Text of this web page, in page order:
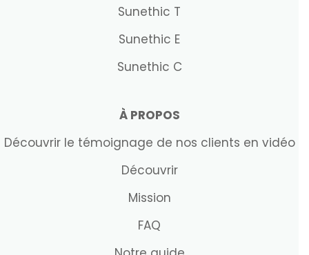
Sunethic E
Sunethic C
Découvrir le témoignage de nos clients en vidéo
Découvrir
Mission
FAQ
Notre guide